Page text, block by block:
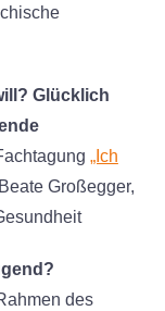
Glücklich
„Ich
Großegger,
des